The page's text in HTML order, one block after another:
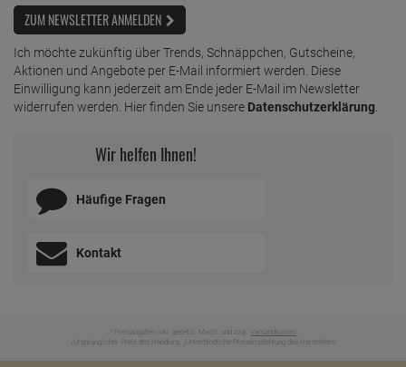
ZUM NEWSLETTER ANMELDEN
Ich möchte zukünftig über Trends, Schnäppchen, Gutscheine,
Aktionen und Angebote per E-Mail informiert werden. Diese
Einwilligung kann jederzeit am Ende jeder E-Mail im Newsletter
widerrufen werden. Hier finden Sie unsere Datenschutzerklärung.
Wir helfen Ihnen!
Häufige Fragen
Kontakt
* Preisangaben inkl. gesetzl. MwSt. und zzgl. Versandkosten
Ursprünglicher Preis des Händlers, Unverbindliche Preisempfehlung des Herstellers